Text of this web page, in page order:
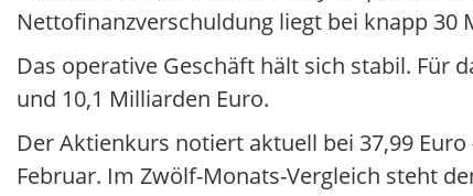
Nettofinanzverschuldung liegt bei knapp 30
Das operative Geschäft hält sich stabil. Für
und 10,1 Milliarden Euro.
Der Aktienkurs notiert aktuell bei 37,99
Februar. Im Zwölf-Monats-Vergleich steht